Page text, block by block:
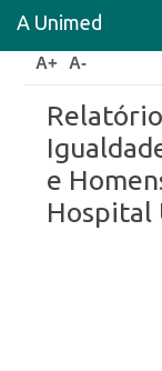
A Unimed
Home A Unimed
A+ A-
e
Hospital